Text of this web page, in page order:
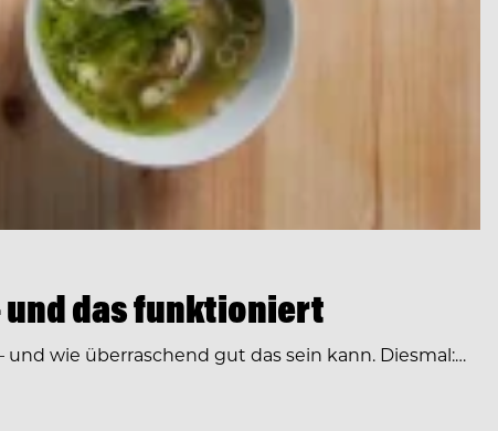
und das funktioniert
wie überraschend gut das sein kann. Diesmal:…